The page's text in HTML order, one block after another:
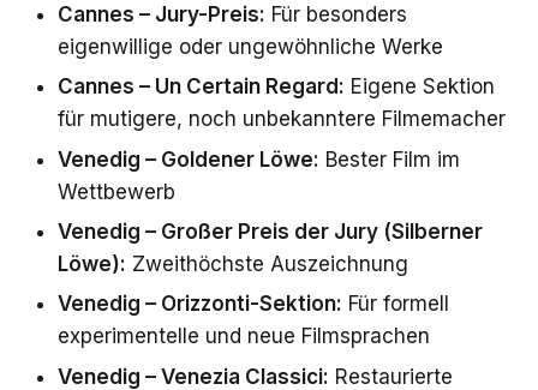
Cannes – Jury-Preis: Für besonders
eigenwillige oder ungewöhnliche Werke
Cannes – Un Certain Regard: Eigene Sektion
für mutigere, noch unbekanntere Filmemacher
Venedig – Goldener Löwe: Bester Film im
Wettbewerb
Venedig – Großer Preis der Jury (Silberner
Löwe): Zweithöchste Auszeichnung
Venedig – Orizzonti-Sektion: Für formell
experimentelle und neue Filmsprachen
Venedig – Venezia Classici: Restaurierte